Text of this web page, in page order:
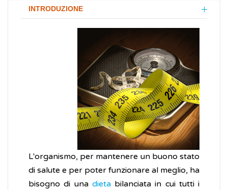
INTRODUZIONE
L'organismo, per mantenere un buono stato
di salute e per poter funzionare al meglio, ha
bisogno di una dieta bilanciata in cui tutti i